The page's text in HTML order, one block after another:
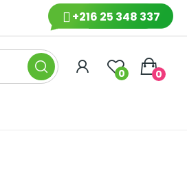
+216 25 348 337
0 0